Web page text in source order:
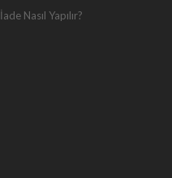
İade Nasıl Yapılır?